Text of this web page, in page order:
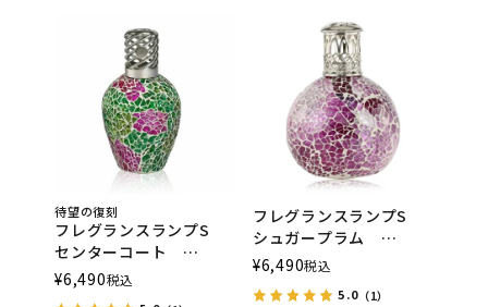
待望の復刻
フレグランスランプS
センターコート
ASHLEIGH&BURWOOD
（アシュレイアンドバー
¥6,490税込
フレグランスランプS
シュガープラム
ASHLEIGH&BURWOOD
（アシュレイアンドバー
ウッド）
¥6,490税込
5.0（1）